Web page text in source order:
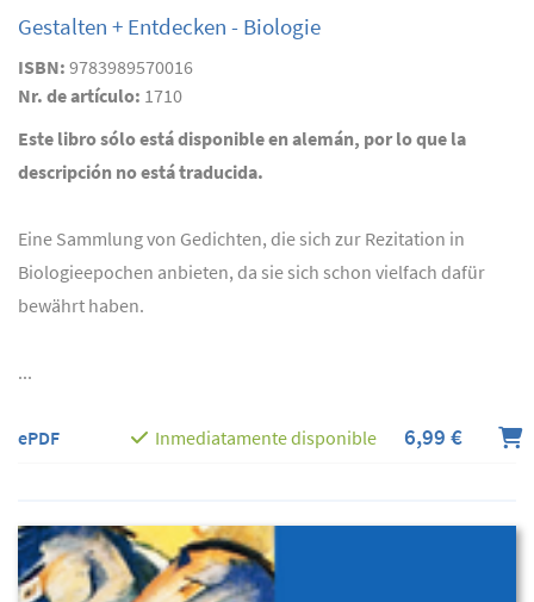
Gestalten + Entdecken - Biologie
ISBN: 9783989570016
Nr. de artículo: 1710
Este libro sólo está disponible en alemán, por lo que la
descripción no está traducida.
Eine Sammlung von Gedichten, die sich zur Rezitation in
Biologieepochen anbieten, da sie sich schon vielfach dafür
bewährt haben.
...
ePDF Inmediatamente disponible 6,99 €